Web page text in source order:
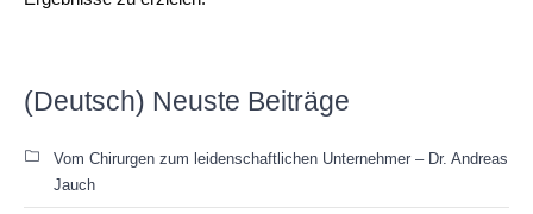
(Deutsch) Neuste Beiträge
Vom Chirurgen zum leidenschaftlichen Unternehmer – Dr. Andreas
Jauch